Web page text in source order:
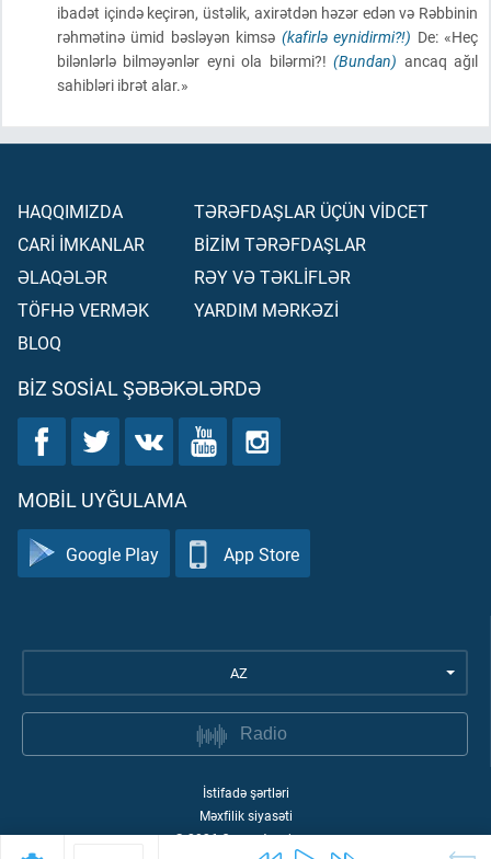
ibadət içində keçirən, üstəlik, axirətdən həzər edən və Rəbbinin
rəhmətinə ümid bəsləyən kimsə (kafirlə eynidirmi?!) De: «Heç
bilənlərlə bilməyənlər eyni ola bilərmi?!(Bundan) ancaq ağıl
sahibləri ibrət alar.»
HAQQIMIZDA
CARİ İMKANLAR
ƏLAQƏLƏR
TÖFHƏ VERMƏK
BLOQ
TƏRƏFDAŞLAR ÜÇÜN VİDCET
BİZİM TƏRƏFDAŞLAR
RƏY VƏ TƏKLİFLƏR
YARDIM MƏRKƏZİ
BIZ SOSIAL ŞƏBƏKƏLƏRDƏ
MOBIL UYĞULAMA
Google Play App Store
AZ
Radio
İstifadə şərtləri
Məxfilik siyasəti
©2026Quran Academy